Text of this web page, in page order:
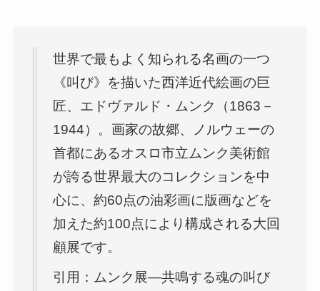
世界で最もよく知られる名画の一つ
《叫び》を描いた西洋近代絵画の巨
匠、エドヴァルド・ムンク（1863－
1944）。画家の故郷、ノルウェーの
首都にあるオスロ市立ムンク美術館
が誇る世界最大のコレクションを中
心に、約60点の油彩画に版画などを
加えた約100点により構成される大回
顧展です。
引用：ムンク展―共鳴する魂の叫び